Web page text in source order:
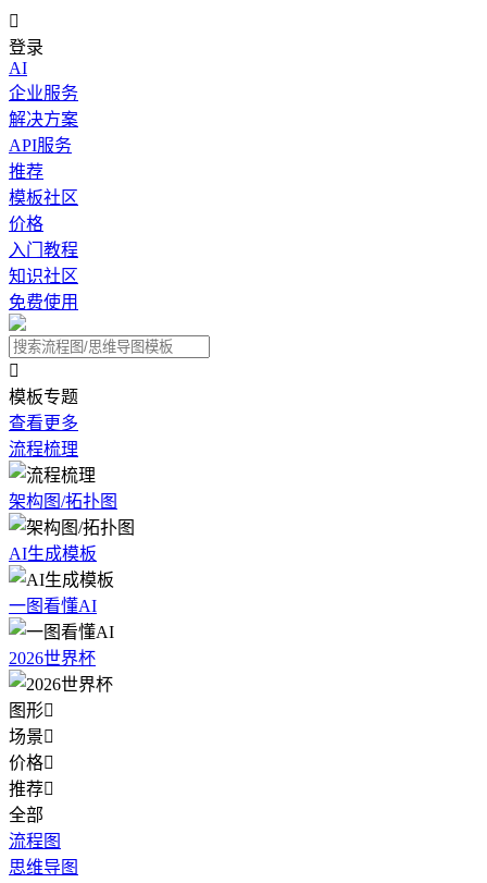

登录
AI
企业服务
解决方案
API服务
推荐
模板社区
价格
入门教程
知识社区
免费使用

模板专题
查看更多
流程梳理
架构图/拓扑图
AI生成模板
一图看懂AI
2026世界杯
图形
场景
价格
推荐
全部
流程图
思维导图